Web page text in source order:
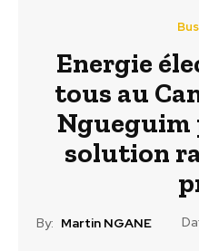
Energie
tous au
Ngueguim
solution
By: Martin NGANE